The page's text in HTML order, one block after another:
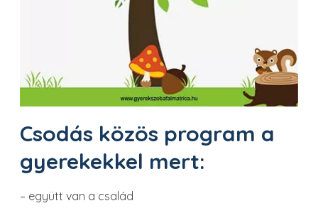
Csodás közös program a
gyerekekkel mert:
– együtt van a család